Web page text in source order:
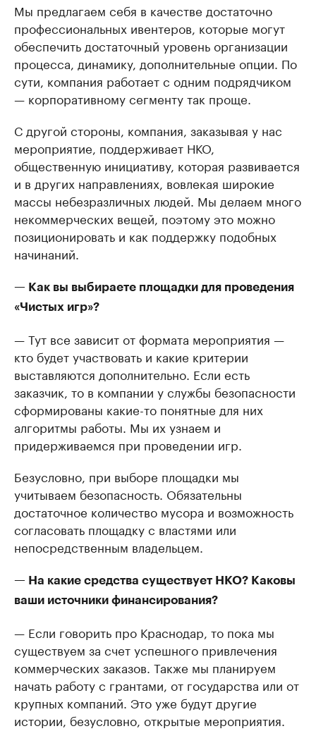
Мы предлагаем себя в качестве достаточно
профессиональных ивентеров, которые могут
обеспечить достаточный уровень организации
процесса, динамику, дополнительные опции. По
сути, компания работает с одним подрядчиком
— корпоративному сегменту так проще.
С другой стороны, компания, заказывая у нас
мероприятие, поддерживает НКО,
общественную инициативу, которая развивается
и в других направлениях, вовлекая широкие
массы небезразличных людей. Мы делаем много
некоммерческих вещей, поэтому это можно
позиционировать и как поддержку подобных
начинаний.
— Как вы выбираете площадки для проведения
«Чистых игр»?
— Тут все зависит от формата мероприятия —
кто будет участвовать и какие критерии
выставляются дополнительно. Если есть
заказчик, то в компании у службы безопасности
сформированы какие-то понятные для них
алгоритмы работы. Мы их узнаем и
придерживаемся при проведении игр.
Безусловно, при выборе площадки мы
учитываем безопасность. Обязательны
достаточное количество мусора и возможность
согласовать площадку с властями или
непосредственным владельцем.
— На какие средства существует НКО? Каковы
ваши источники финансирования?
— Если говорить про Краснодар, то пока мы
существуем за счет успешного привлечения
коммерческих заказов. Также мы планируем
начать работу с грантами, от государства или от
крупных компаний. Это уже будут другие
истории, безусловно, открытые мероприятия.